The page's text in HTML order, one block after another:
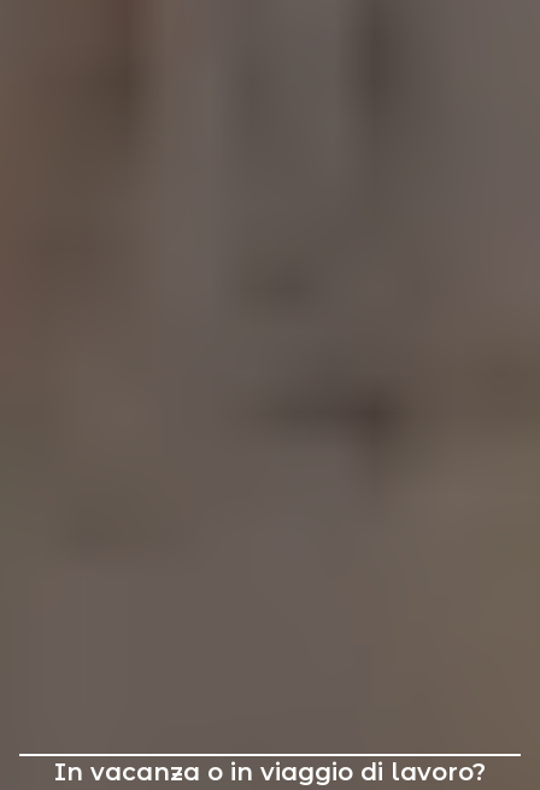
In vacanza o in viaggio di lavoro?